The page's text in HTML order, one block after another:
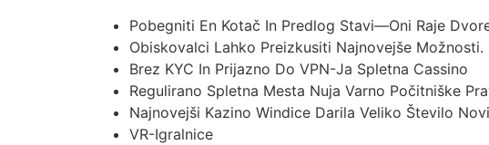
Pobegniti En Kotač In Predlog Stavi—Oni Raje
Obiskovalci Lahko Preizkusiti Najnovejše Možnosti.
Brez KYC In Prijazno Do VPN-Ja Spletna Cassino
Regulirano Spletna Mesta Nuja Varno Počitniške
Najnovejši Kazino Windice Darila Veliko Število
VR-Igralnice